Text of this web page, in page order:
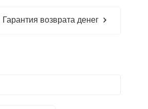
Гарантия возврата денег